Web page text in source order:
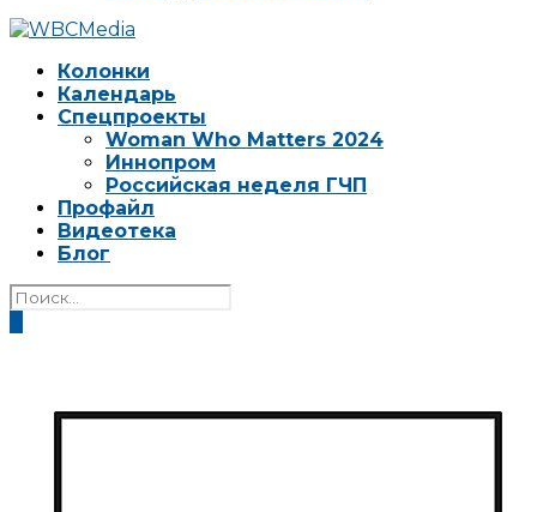
Колонки
Календарь
Спецпроекты
Woman Who Matters 2024
Иннопром
Российская неделя ГЧП
Профайл
Видеотека
Блог